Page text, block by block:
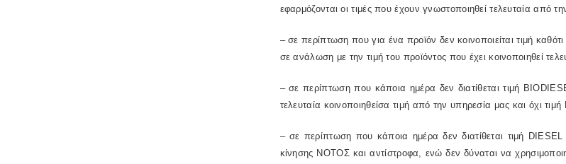
εφαρμόζονται οι τιμές που έχουν γνωστοποιηθεί τελευταία από
– σε περίπτωση που για ένα προϊόν δεν κοινοποιείται τιμή
σε ανάλωση με την τιμή του προϊόντος που έχει κοινοποιηθεί
– σε περίπτωση που κάποια ημέρα δεν διατίθεται τιμή
τελευταία κοινοποιηθείσα τιμή από την υπηρεσία μας και όχι
– σε περίπτωση που κάποια ημέρα δεν διατίθεται τιμή
κίνησης ΝΟΤΟΣ και αντίστροφα, ενώ δεν δύναται να